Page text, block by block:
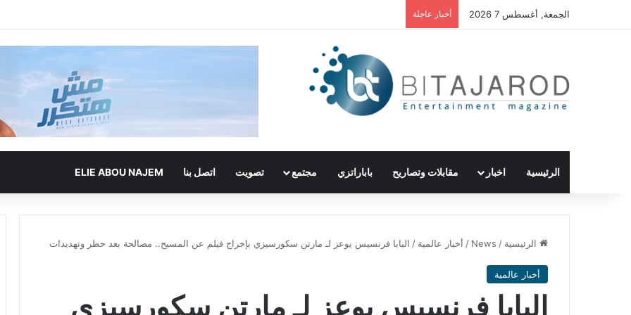
الجمعة, أغسطس 7 2026 أخبار عاجلة
الرئيسية اخبار مقابلات وتصاريح باباراتزي مجتمع تصويت اتصل بنا ELIE ABOU NAJEM
الرئيسية /
News
/ أخبار عالمية / البابا فرنسيس يوعز لـ مارتن سكورسيزي بإخراج فيلم عن المسيح.. مصالحة بعد حظر وتهديدات
أخبار عالمية
البابا فرنسيس يوعز لـ مارتن سكورسيزي